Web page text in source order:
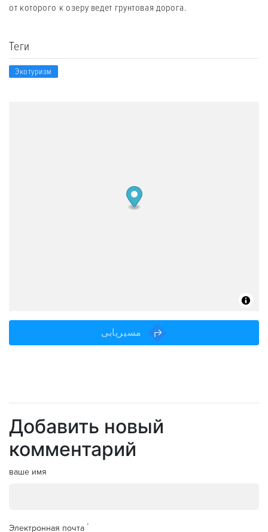
مسیریابی
от которого к озеру ведет грунтовая дорога.
Теги
Экотуризм
Добавить новый
комментарий
ваше имя
Электронная почта *